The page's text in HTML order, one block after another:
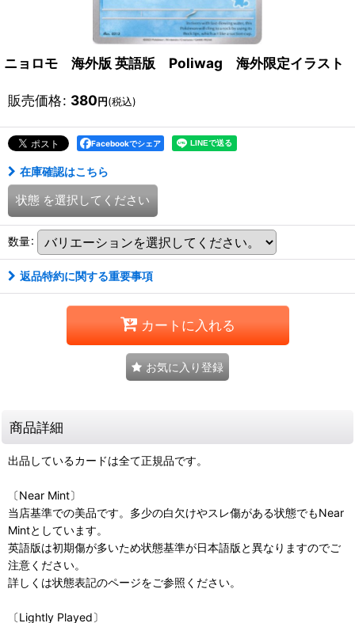
ニョロモ 海外版 英語版 Poliwag 海外限定イラスト
販売価格: 380円(税込)
Facebookでシェア
在庫確認はこちら
状態 を選択してください
数量:
返品特約に関する重要事項
カートに入れる
お気に入り登録
商品詳細
出品しているカードは全て正規品です。
〔Near Mint〕
当店基準での美品です。多少の白欠けやスレ傷がある状態でもNear
Mintとしています。
英語版は初期傷が多いため状態基準が日本語版と異なりますのでご
注意ください。
詳しくは状態表記のページをご参照ください。
〔Lightly Played〕